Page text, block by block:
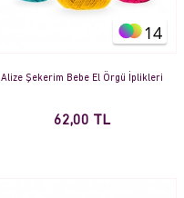
14
Alize Şekerim Bebe El Örgü İplikleri
62,00 TL